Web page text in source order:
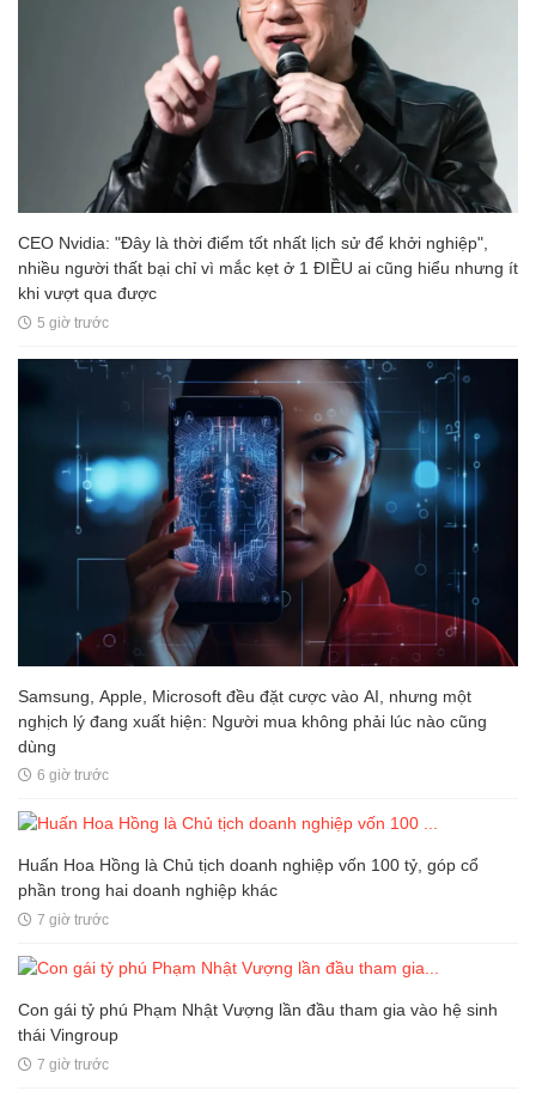
CEO Nvidia: "Đây là thời điểm tốt nhất lịch sử để khởi nghiệp",
nhiều người thất bại chỉ vì mắc kẹt ở 1 ĐIỀU ai cũng hiểu nhưng ít
khi vượt qua được
5 giờ trước
Samsung, Apple, Microsoft đều đặt cược vào AI, nhưng một
nghịch lý đang xuất hiện: Người mua không phải lúc nào cũng
dùng
6 giờ trước
Huấn Hoa Hồng là Chủ tịch doanh nghiệp vốn 100 tỷ, góp cổ
phần trong hai doanh nghiệp khác
7 giờ trước
Con gái tỷ phú Phạm Nhật Vượng lần đầu tham gia vào hệ sinh
thái Vingroup
7 giờ trước